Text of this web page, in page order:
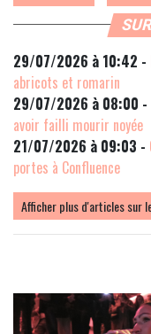
29/07/2026 à 10:42 -
abricots et romarin
29/07/2026 à 08:00 -
avoir failli mourir noyée
21/07/2026 à 09:03 -
portes à Confluence
Afficher plus d'articles sur